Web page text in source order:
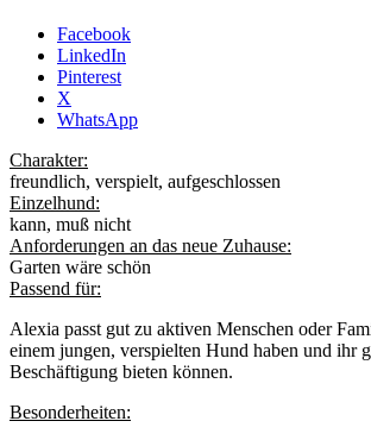
Share
post
"Alexia"
Facebook
LinkedIn
Pinterest
X
WhatsApp
Charakter:
freundlich, verspielt, aufgeschlossen
Einzelhund:
kann, muß nicht
Anforderungen an das neue Zuhause:
Garten wäre schön
Passend für:
Alexia passt gut zu aktiven Menschen oder
einem jungen, verspielten Hund haben und ihr
Beschäftigung bieten können.
Besonderheiten: